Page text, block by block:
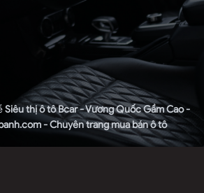
Siêu thị ô tô Bcar - Vương Quốc Gầm Cao -
- Chuyên trang mua bán ô tô